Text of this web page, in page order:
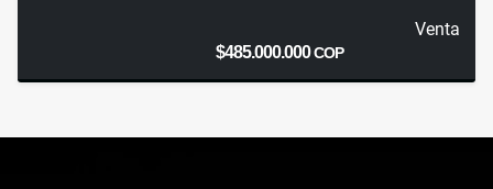
Venta
$485.000.000COP